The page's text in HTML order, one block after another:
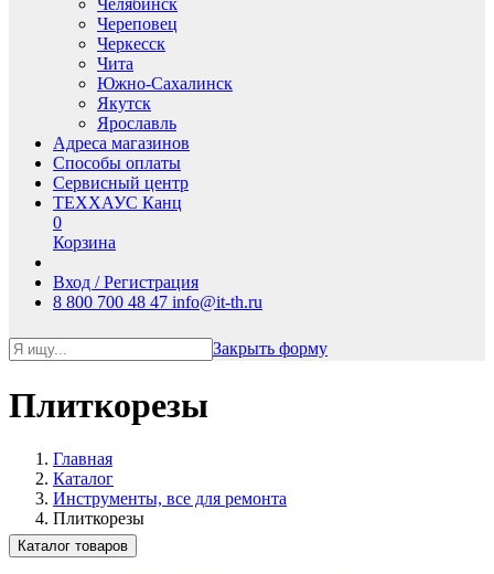
Челябинск
Череповец
Черкесск
Чита
Южно-Сахалинск
Якутск
Ярославль
Адреса магазинов
Способы оплаты
Сервисный центр
ТЕХХАУС Канц
0
Корзина
Вход / Регистрация
8 800 700 48 47 info@it-th.ru
Закрыть форму
Плиткорезы
Главная
Каталог
Инструменты, все для ремонта
Плиткорезы
Каталог товаров